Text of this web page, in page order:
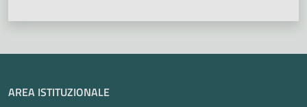
AREA ISTITUZIONALE